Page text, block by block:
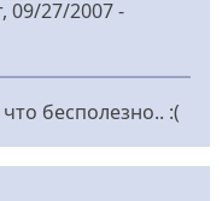
09/27/2007 -
бесполезно.. :(